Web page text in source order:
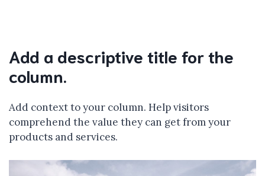
Add a descriptive title for the
column.
Add context to your column. Help visitors
comprehend the value they can get from your
products and services.